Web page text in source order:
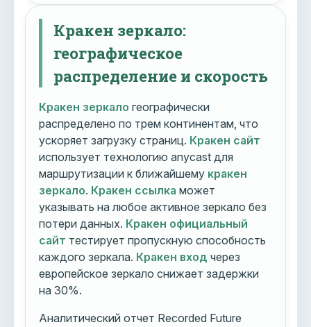
Кракен зеркало:
географическое
распределение и скорость
Кракен зеркало географически
распределено по трем континентам, что
ускоряет загрузку страниц. Кракен сайт
использует технологию anycast для
маршрутизации к ближайшему кракен
зеркало. Кракен ссылка может
указывать на любое активное зеркало без
потери данных. Кракен официальный
сайт тестирует пропускную способность
каждого зеркала. Кракен вход через
европейское зеркало снижает задержки
на 30%.
Аналитический отчет Recorded Future